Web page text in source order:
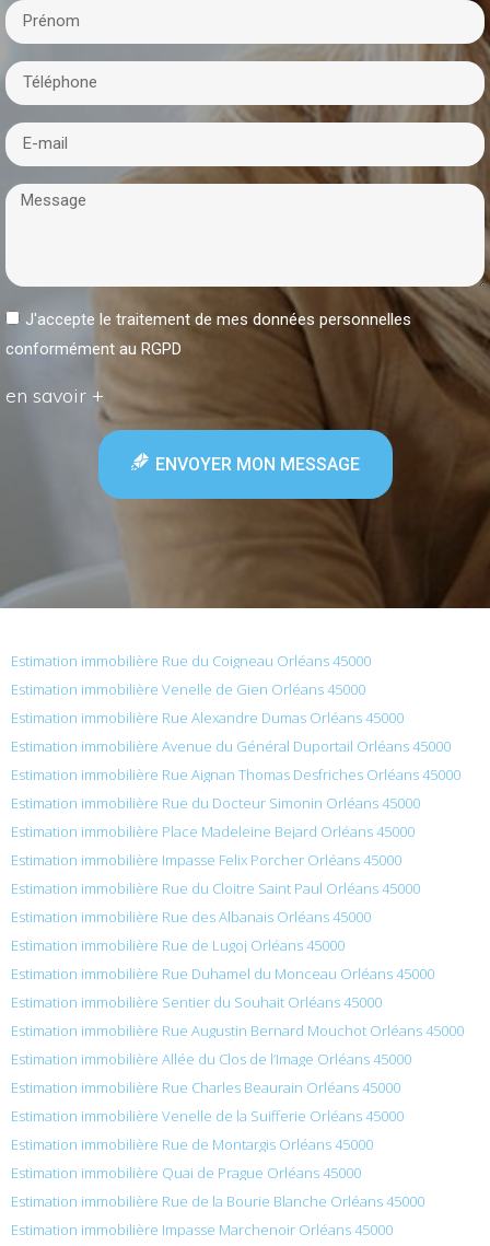
J'accepte le traitement de mes données personnelles
conformément au RGPD
en savoir +
ENVOYER MON MESSAGE
Estimation immobilière Rue du Coigneau Orléans 45000
Estimation immobilière Venelle de Gien Orléans 45000
Estimation immobilière Rue Alexandre Dumas Orléans 45000
Estimation immobilière Avenue du Général Duportail Orléans 45000
Estimation immobilière Rue Aignan Thomas Desfriches Orléans 45000
Estimation immobilière Rue du Docteur Simonin Orléans 45000
Estimation immobilière Place Madeleine Bejard Orléans 45000
Estimation immobilière Impasse Felix Porcher Orléans 45000
Estimation immobilière Rue du Cloitre Saint Paul Orléans 45000
Estimation immobilière Rue des Albanais Orléans 45000
Estimation immobilière Rue de Lugoj Orléans 45000
Estimation immobilière Rue Duhamel du Monceau Orléans 45000
Estimation immobilière Sentier du Souhait Orléans 45000
Estimation immobilière Rue Augustin Bernard Mouchot Orléans 45000
Estimation immobilière Allée du Clos de l’Image Orléans 45000
Estimation immobilière Rue Charles Beaurain Orléans 45000
Estimation immobilière Venelle de la Suifferie Orléans 45000
Estimation immobilière Rue de Montargis Orléans 45000
Estimation immobilière Quai de Prague Orléans 45000
Estimation immobilière Rue de la Bourie Blanche Orléans 45000
Estimation immobilière Impasse Marchenoir Orléans 45000